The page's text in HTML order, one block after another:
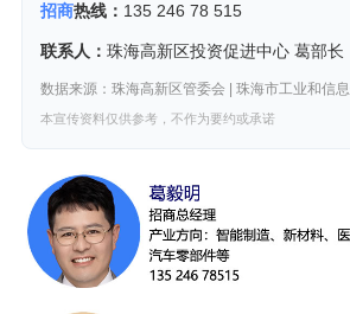
招商热线： 135 246 78 515
联系人： 珠海高新区投资促进中心 葛部长
数据来源：珠海高新区管委会 | 珠海市工业和信
本宣传资料仅供参考，不作为要约或承诺